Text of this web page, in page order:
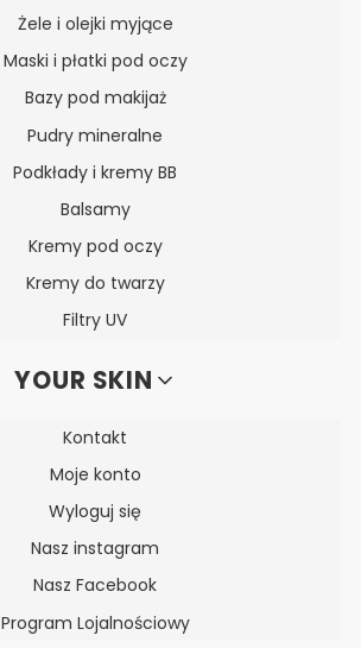
Żele i olejki myjące
Maski i płatki pod oczy
Bazy pod makijaż
Pudry mineralne
Podkłady i kremy BB
Balsamy
Kremy pod oczy
Kremy do twarzy
Filtry UV
YOUR SKIN
Kontakt
Moje konto
Wyloguj się
Nasz instagram
Nasz Facebook
Program Lojalnościowy